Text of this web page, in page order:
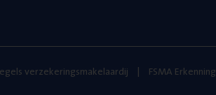
verzekeringsmakelaardij FSMA Erkenning